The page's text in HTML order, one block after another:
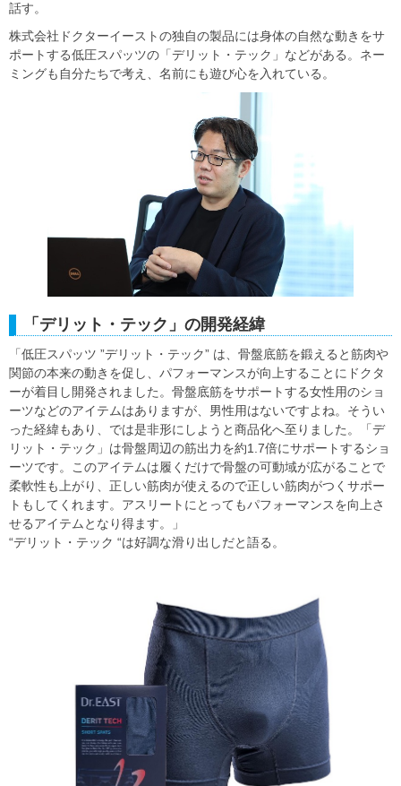
話す。
株式会社ドクターイーストの独自の製品には身体の自然な動きをサ
ポートする低圧スパッツの「デリット・テック」などがある。ネー
ミングも自分たちで考え、名前にも遊び心を入れている。
「デリット・テック」の開発経緯
「低圧スパッツ ”デリット・テック” は、骨盤底筋を鍛えると筋肉や
関節の本来の動きを促し、パフォーマンスが向上することにドクタ
ーが着目し開発されました。骨盤底筋をサポートする女性用のショ
ーツなどのアイテムはありますが、男性用はないですよね。そうい
った経緯もあり、では是非形にしようと商品化へ至りました。「デ
リット・テック」は骨盤周辺の筋出力を約1.7倍にサポートするショ
ーツです。このアイテムは履くだけで骨盤の可動域が広がることで
柔軟性も上がり、正しい筋肉が使えるので正しい筋肉がつくサポー
トもしてくれます。アスリートにとってもパフォーマンスを向上さ
せるアイテムとなり得ます。」
“デリット・テック “は好調な滑り出しだと語る。